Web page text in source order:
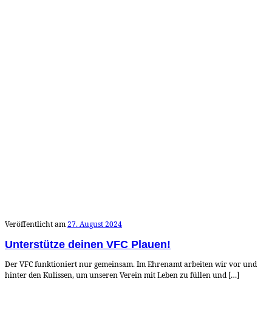
Veröffentlicht am27. August 2024
Unterstütze deinen VFC Plauen!
Der VFC funktioniert nur gemeinsam. Im Ehrenamt arbeiten wir vor und
hinter den Kulissen, um unseren Verein mit Leben zu füllen und […]